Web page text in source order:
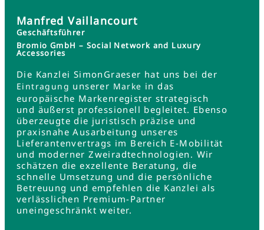
Manfred Vaillancourt
Geschäftsführer
Bromio GmbH – Social Network and Luxury
Accessories
Die Kanzlei SimonGraeser hat uns bei der
Eintragung unserer Marke in das
europäische Markenregister strategisch
und äußerst professionell begleitet. Ebenso
überzeugte die juristisch präzise und
praxisnahe Ausarbeitung unseres
Lieferantenvertrags im Bereich E-Mobilität
und moderner Zweiradtechnologien. Wir
schätzen die exzellente Beratung, die
schnelle Umsetzung und die persönliche
Betreuung und empfehlen die Kanzlei als
verlässlichen Premium-Partner
uneingeschränkt weiter.